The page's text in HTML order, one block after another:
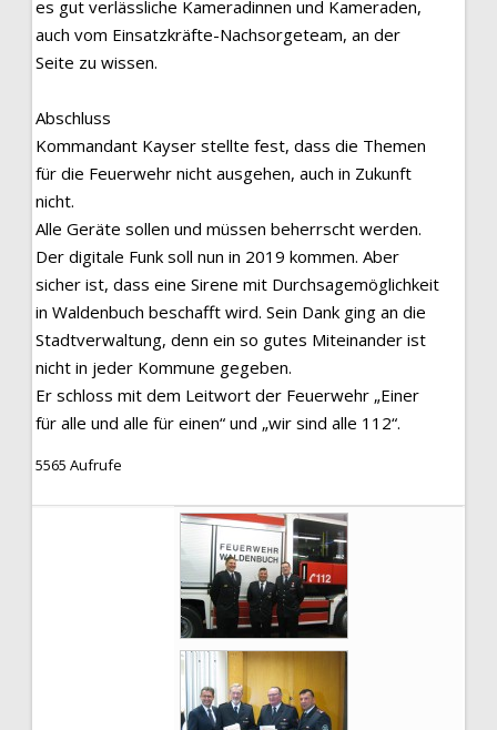
es gut verlässliche Kameradinnen und Kameraden,
auch vom Einsatzkräfte-Nachsorgeteam, an der
Seite zu wissen.
Abschluss
Kommandant Kayser stellte fest, dass die Themen
für die Feuerwehr nicht ausgehen, auch in Zukunft
nicht.
Alle Geräte sollen und müssen beherrscht werden.
Der digitale Funk soll nun in 2019 kommen. Aber
sicher ist, dass eine Sirene mit Durchsagemöglichkeit
in Waldenbuch beschafft wird. Sein Dank ging an die
Stadtverwaltung, denn ein so gutes Miteinander ist
nicht in jeder Kommune gegeben.
Er schloss mit dem Leitwort der Feuerwehr „Einer
für alle und alle für einen“ und „wir sind alle 112“.
5565 Aufrufe